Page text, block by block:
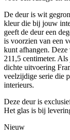
De deur is wit
kleur die bij jouw
geeft de deur een
is voorzien van een
kunt afhangen. Deze
211,5 centimeter.
dichte uitvoering
veelzijdige serie die
interieurs.
Deze deur is
Het glas is bij
Nieuw